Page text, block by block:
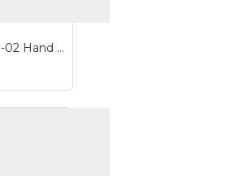
Kenmaster KM-02 Hand Pump Yellow Tube - Pompa Ban Tabung Manual